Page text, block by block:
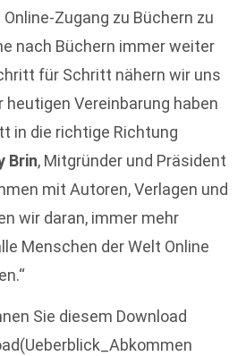
Zugang zu Büchern zu
nach Büchern immer weiter
für Schritt nähern wir uns
heutigen Vereinbarung haben
in die richtige Richtung
Brin, Mitgründer und Präsident
mit Autoren, Verlagen und
wir daran, immer mehr
Menschen der Welt Online
Sie diesem Download